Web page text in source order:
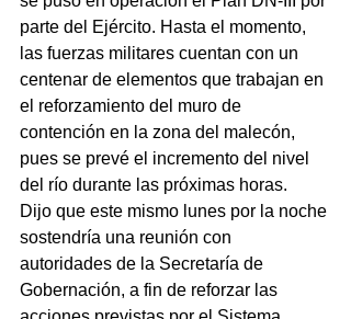
parte del Ejército. Hasta el momento,
las fuerzas militares cuentan con un
centenar de elementos que trabajan en
el reforzamiento del muro de
contención en la zona del malecón,
pues se prevé el incremento del nivel
del río durante las próximas horas.
Dijo que este mismo lunes por la noche
sostendría una reunión con
autoridades de la Secretaría de
Gobernación, a fin de reforzar las